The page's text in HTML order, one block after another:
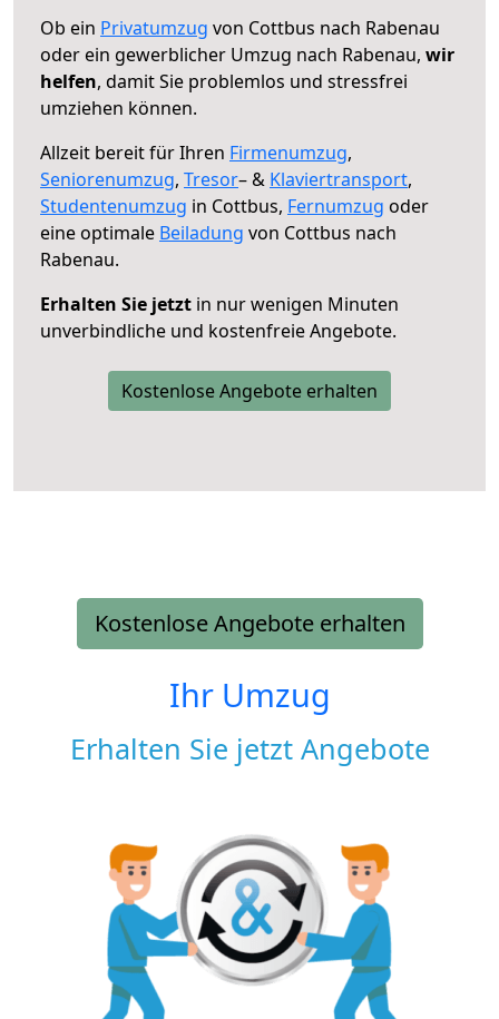
Ob ein Privatumzug von Cottbus nach Rabenau
oder ein gewerblicher Umzug nach Rabenau, wir
helfen, damit Sie problemlos und stressfrei
umziehen können.
Allzeit bereit für Ihren Firmenumzug,
Seniorenumzug, Tresor– & Klaviertransport,
Studentenumzug in Cottbus, Fernumzug oder
eine optimale Beiladung von Cottbus nach
Rabenau.
Erhalten Sie jetzt in nur wenigen Minuten
unverbindliche und kostenfreie Angebote.
Kostenlose Angebote erhalten
Kostenlose Angebote erhalten
Ihr Umzug
Erhalten Sie jetzt Angebote